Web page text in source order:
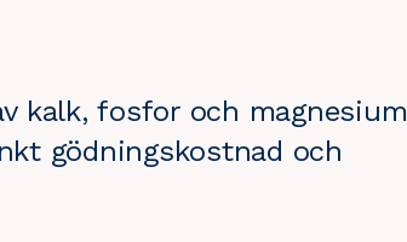
kalk, fosfor och magnesium
gödningskostnad och